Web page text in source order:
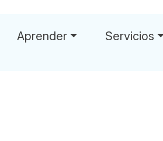
Aprender Servicios